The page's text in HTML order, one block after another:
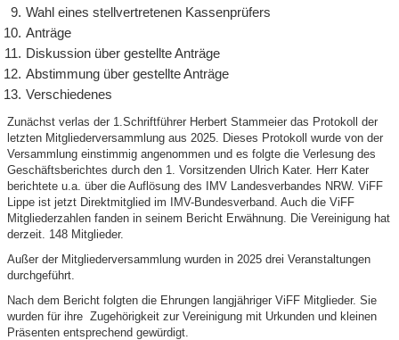
Wahl eines stellvertretenen Kassenprüfers
Anträge
Diskussion über gestellte Anträge
Abstimmung über gestellte Anträge
Verschiedenes
Zunächst verlas der 1.Schriftführer Herbert Stammeier das Protokoll der
letzten Mitgliederversammlung aus 2025. Dieses Protokoll wurde von der
Versammlung einstimmig angenommen und es folgte die Verlesung des
Geschäftsberichtes durch den 1. Vorsitzenden Ulrich Kater. Herr Kater
berichtete u.a. über die Auflösung des IMV Landesverbandes NRW. ViFF
Lippe ist jetzt Direktmitglied im IMV-Bundesverband. Auch die ViFF
Mitgliederzahlen fanden in seinem Bericht Erwähnung. Die Vereinigung hat
derzeit. 148 Mitglieder.
Außer der Mitgliederversammlung wurden in 2025 drei Veranstaltungen
durchgeführt.
Nach dem Bericht folgten die Ehrungen langjähriger ViFF Mitglieder. Sie
wurden für ihre Zugehörigkeit zur Vereinigung mit Urkunden und kleinen
Präsenten entsprechend gewürdigt.